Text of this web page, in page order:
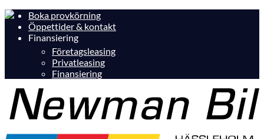
Boka provkörning
Öppettider & kontakt
Finansiering
Företagsleasing
Privatleasing
Finansiering